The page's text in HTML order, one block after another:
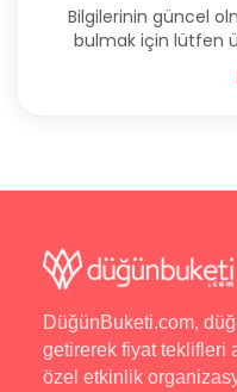
Bilgilerinin güncel
bulmak için lütfen
DüğünBuketi.com,
getirerek fiyat teklifleri
özel etkinlik